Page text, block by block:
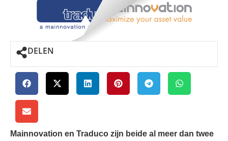
DELEN
Mainnovation en Traduco zijn beide al meer dan twee